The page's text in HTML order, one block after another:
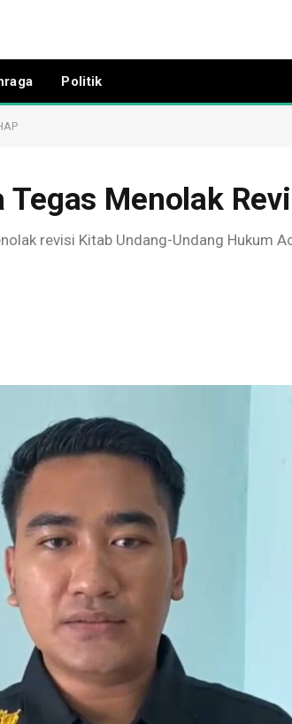
Politik
Menolak
revisi Kitab Undang-Undang Hukum